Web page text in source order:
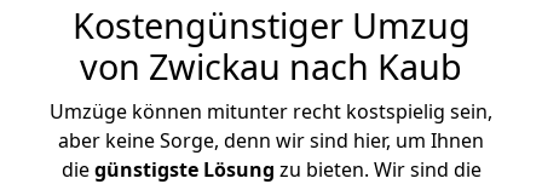
Kostengünstiger Umzug
von Zwickau nach Kaub
Umzüge können mitunter recht kostspielig sein,
aber keine Sorge, denn wir sind hier, um Ihnen
diegünstigste Lösung zu bieten. Wir sind die